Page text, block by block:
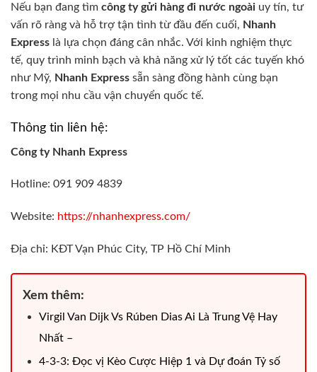
Nếu bạn đang tìm công ty gửi hàng đi nước ngoài uy tín, tư
vấn rõ ràng và hỗ trợ tận tình từ đầu đến cuối, Nhanh
Express là lựa chọn đáng cân nhắc. Với kinh nghiệm thực
tế, quy trình minh bạch và khả năng xử lý tốt các tuyến khó
như Mỹ, Nhanh Express sẵn sàng đồng hành cùng bạn
trong mọi nhu cầu vận chuyển quốc tế.
Thông tin liên hệ:
Công ty Nhanh Express
Hotline: 091 909 4839
Website: https://nhanhexpress.com/
Địa chỉ: KĐT Vạn Phúc City, TP Hồ Chí Minh
Xem thêm:
Virgil Van Dijk Vs Rúben Dias Ai Là Trung Vệ Hay
Nhất –
4-3-3: Đọc vị Kèo Cược Hiệp 1 và Dự đoán Tỷ số